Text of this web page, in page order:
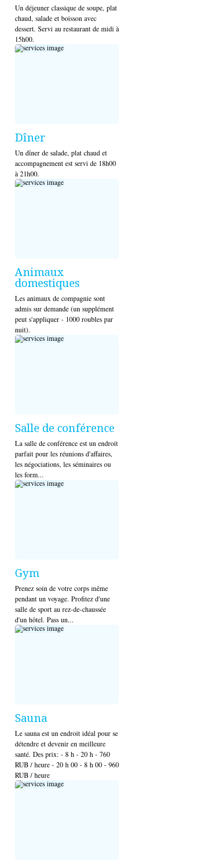
Un déjeuner classique de soupe, plat
chaud, salade et boisson avec
dessert. Servi au restaurant de midi à
15h00.
Dîner
Un dîner de salade, plat chaud et
accompagnement est servi de 18h00
à 21h00.
Animaux
domestiques
Les animaux de compagnie sont
admis sur demande (un supplément
peut s'appliquer - 1000 roubles par
nuit).
Salle de conférence
La salle de conférence est un endroit
parfait pour les réunions d'affaires,
les négociations, les séminaires ou
les form...
Gym
Prenez soin de votre corps même
pendant un voyage. Profitez d'une
salle de sport au rez-de-chaussée
d'un hôtel. Pass un...
Sauna
Le sauna est un endroit idéal pour se
détendre et devenir en meilleure
santé. Des prix: - 8 h - 20 h - 760
RUB / heure - 20 h 00 - 8 h 00 - 960
RUB / heure